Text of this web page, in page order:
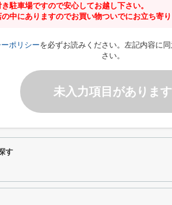
駐車場ですので安心してお越し下さい。
中にありますのでお買い物ついでにお立ち寄
ポリシーを必ずお読みください。左記内容に
さい。
未入力項目があります
す